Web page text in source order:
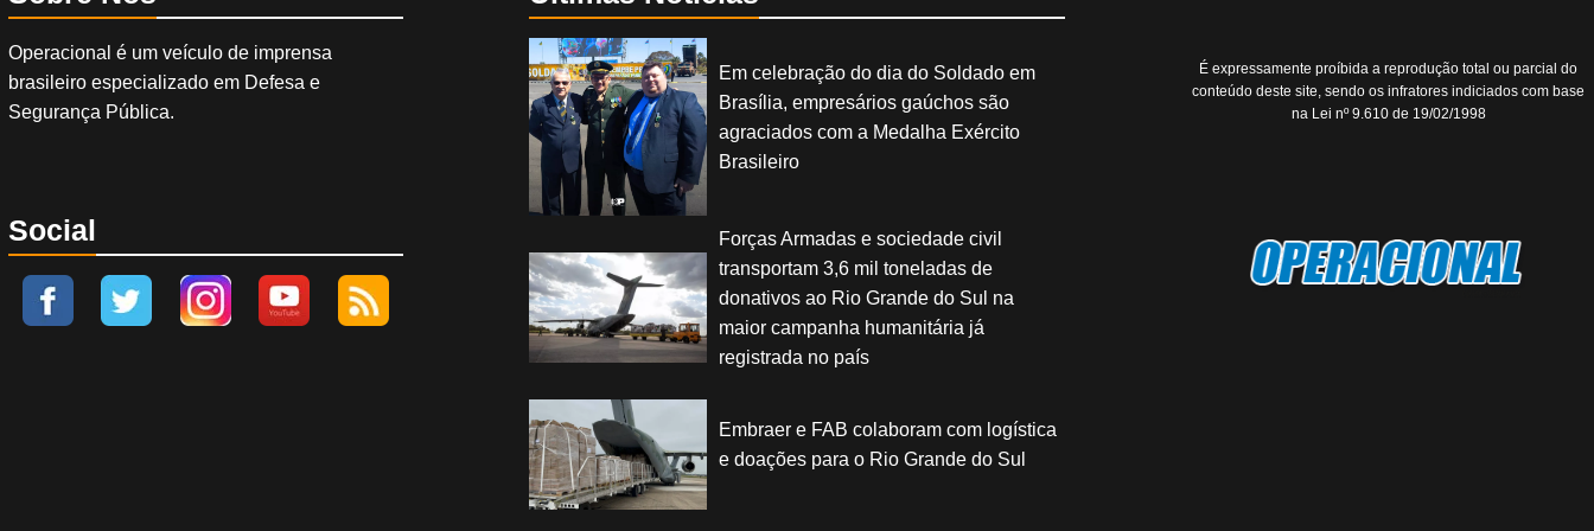
Operacional é um veículo de imprensa
brasileiro especializado em Defesa e
Segurança Pública.
Social
Em celebração do dia do Soldado em
Brasília, empresários gaúchos são
agraciados com a Medalha Exército
Brasileiro
Forças Armadas e sociedade civil
transportam 3,6 mil toneladas de
donativos ao Rio Grande do Sul na
maior campanha humanitária já
registrada no país
Embraer e FAB colaboram com logística
e doações para o Rio Grande do Sul
É expressamente proíbida a reprodução total ou parcial do
conteúdo deste site, sendo os infratores indiciados com base
na Lei nº 9.610 de 19/02/1998